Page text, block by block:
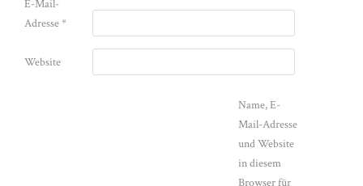
E-Mail-
Adresse*
Website
Name, E-
Mail-Adresse
und Website
in diesem
Browser für